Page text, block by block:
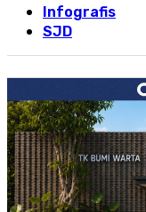
Infografis
SJD